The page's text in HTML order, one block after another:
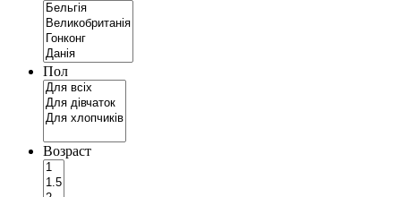
Пол
Возраст